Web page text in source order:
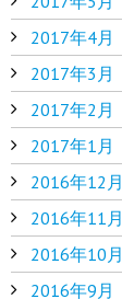
2017年4月
2017年3月
2017年2月
2017年1月
2016年12月
2016年11月
2016年10月
2016年9月